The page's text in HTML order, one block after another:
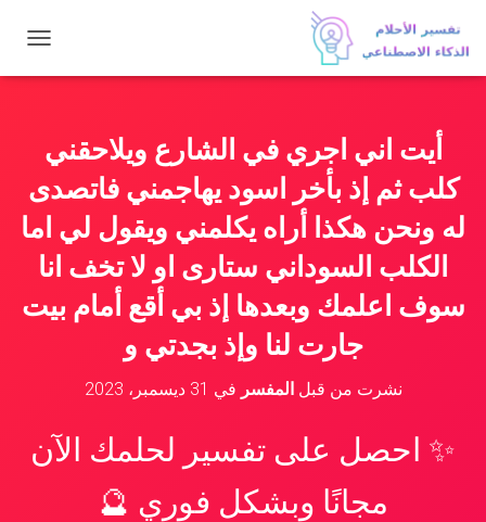
ب
ت
ق
أيت اني اجري في الشارع ويلاحقني
كلب ثم إذ بأخر اسود يهاجمني فاتصدى
له ونحن هكذا أراه يكلمني ويقول لي اما
الكلب السوداني ستارى او لا تخف انا
سوف اعلمك وبعدها إذ بي أقع أمام بيت
جارت لنا وإذ بجدتي و
نشرت من قبلالمفسر في 31 ديسمبر، 2023
✨ احصل على تفسير لحلمك الآن
مجانًا وبشكل فوري 🔮